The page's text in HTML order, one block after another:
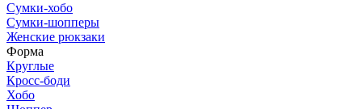
Сумки-хобо
Сумки-шопперы
Женские рюкзаки
Форма
Круглые
Кросс-боди
Хобо